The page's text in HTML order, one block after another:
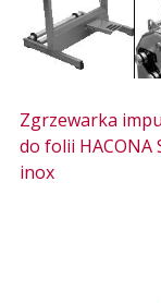
Zgrzewarka
do folii HACONA
inox